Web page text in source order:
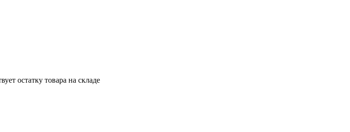
остатку товара на складе